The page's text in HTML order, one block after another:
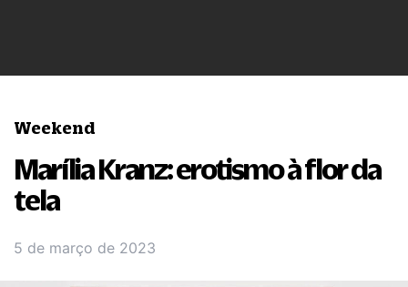
Weekend
Marília Kranz: erotismo à flor da
tela
5 de março de 2023